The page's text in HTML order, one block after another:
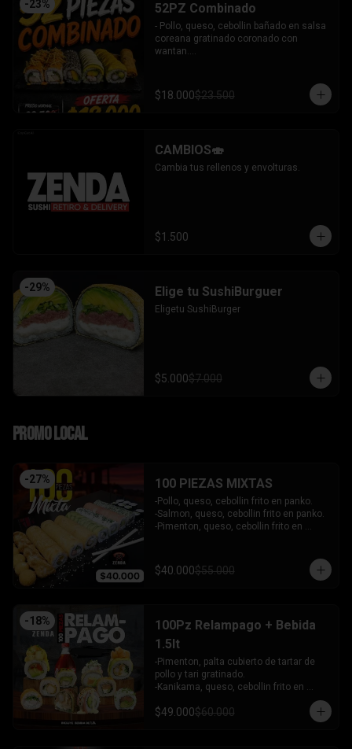
-23% 52PZ Combinado
- Pollo, queso, cebollin bañado en salsa
coreana gratinado coronado con
wantan.
wantan.
-kanikama, palta envuelto en sesamo.
gratinado.
+ 2 arrollado primavera.
$18.000$23.500
CAMBIOS🍣
Cambia tus rellenos y envolturas.
$1.500
-29% Elige tu SushiBurguer
Eligetu SushiBurger
$5.000$7.000
PROMO LOCAL
-27% 100 PIEZAS MIXTAS
-Pollo, queso, cebollin frito en panko.
-Salmon, queso, cebollin frito en panko.
-Pimenton, queso, cebollin frito en
-Camaron furai, queso, cebollin
envuelto en palta.
salmon.
-Hosomaki de kanikama.
- 5 Gyosas fritas + 5 bolitas de queso.
INCLUYE: 6 SALSAS - 5 PALITOS
$40.000$55.000
-18%
100Pz Relampago + Bebida
1.5lt
-Pimenton, palta cubierto de tartar de
pollo y tari gratinado.
-Kanikama, queso, cebollin frito en
-Pollo, queso, cebollin frito en panko.
-Pollo, palta env en queso y bañado en
$49.000$60.000